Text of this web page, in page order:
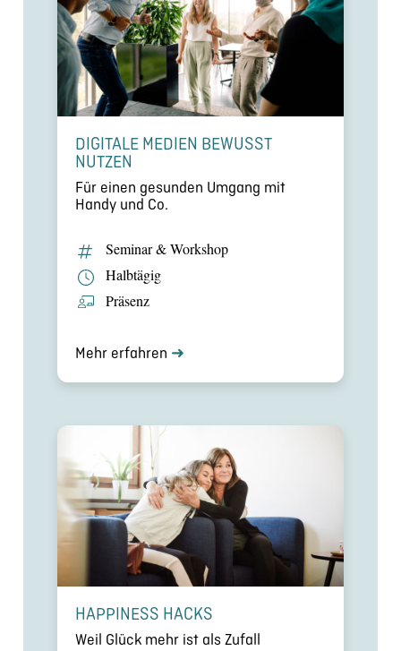
DIGITALE MEDIEN BEWUSST
NUTZEN
Für einen gesunden Umgang mit
Handy und Co.
Seminar & Workshop
Halbtägig
Präsenz
Mehr erfahren ➜
HAPPINESS HACKS
Weil Glück mehr ist als Zufall